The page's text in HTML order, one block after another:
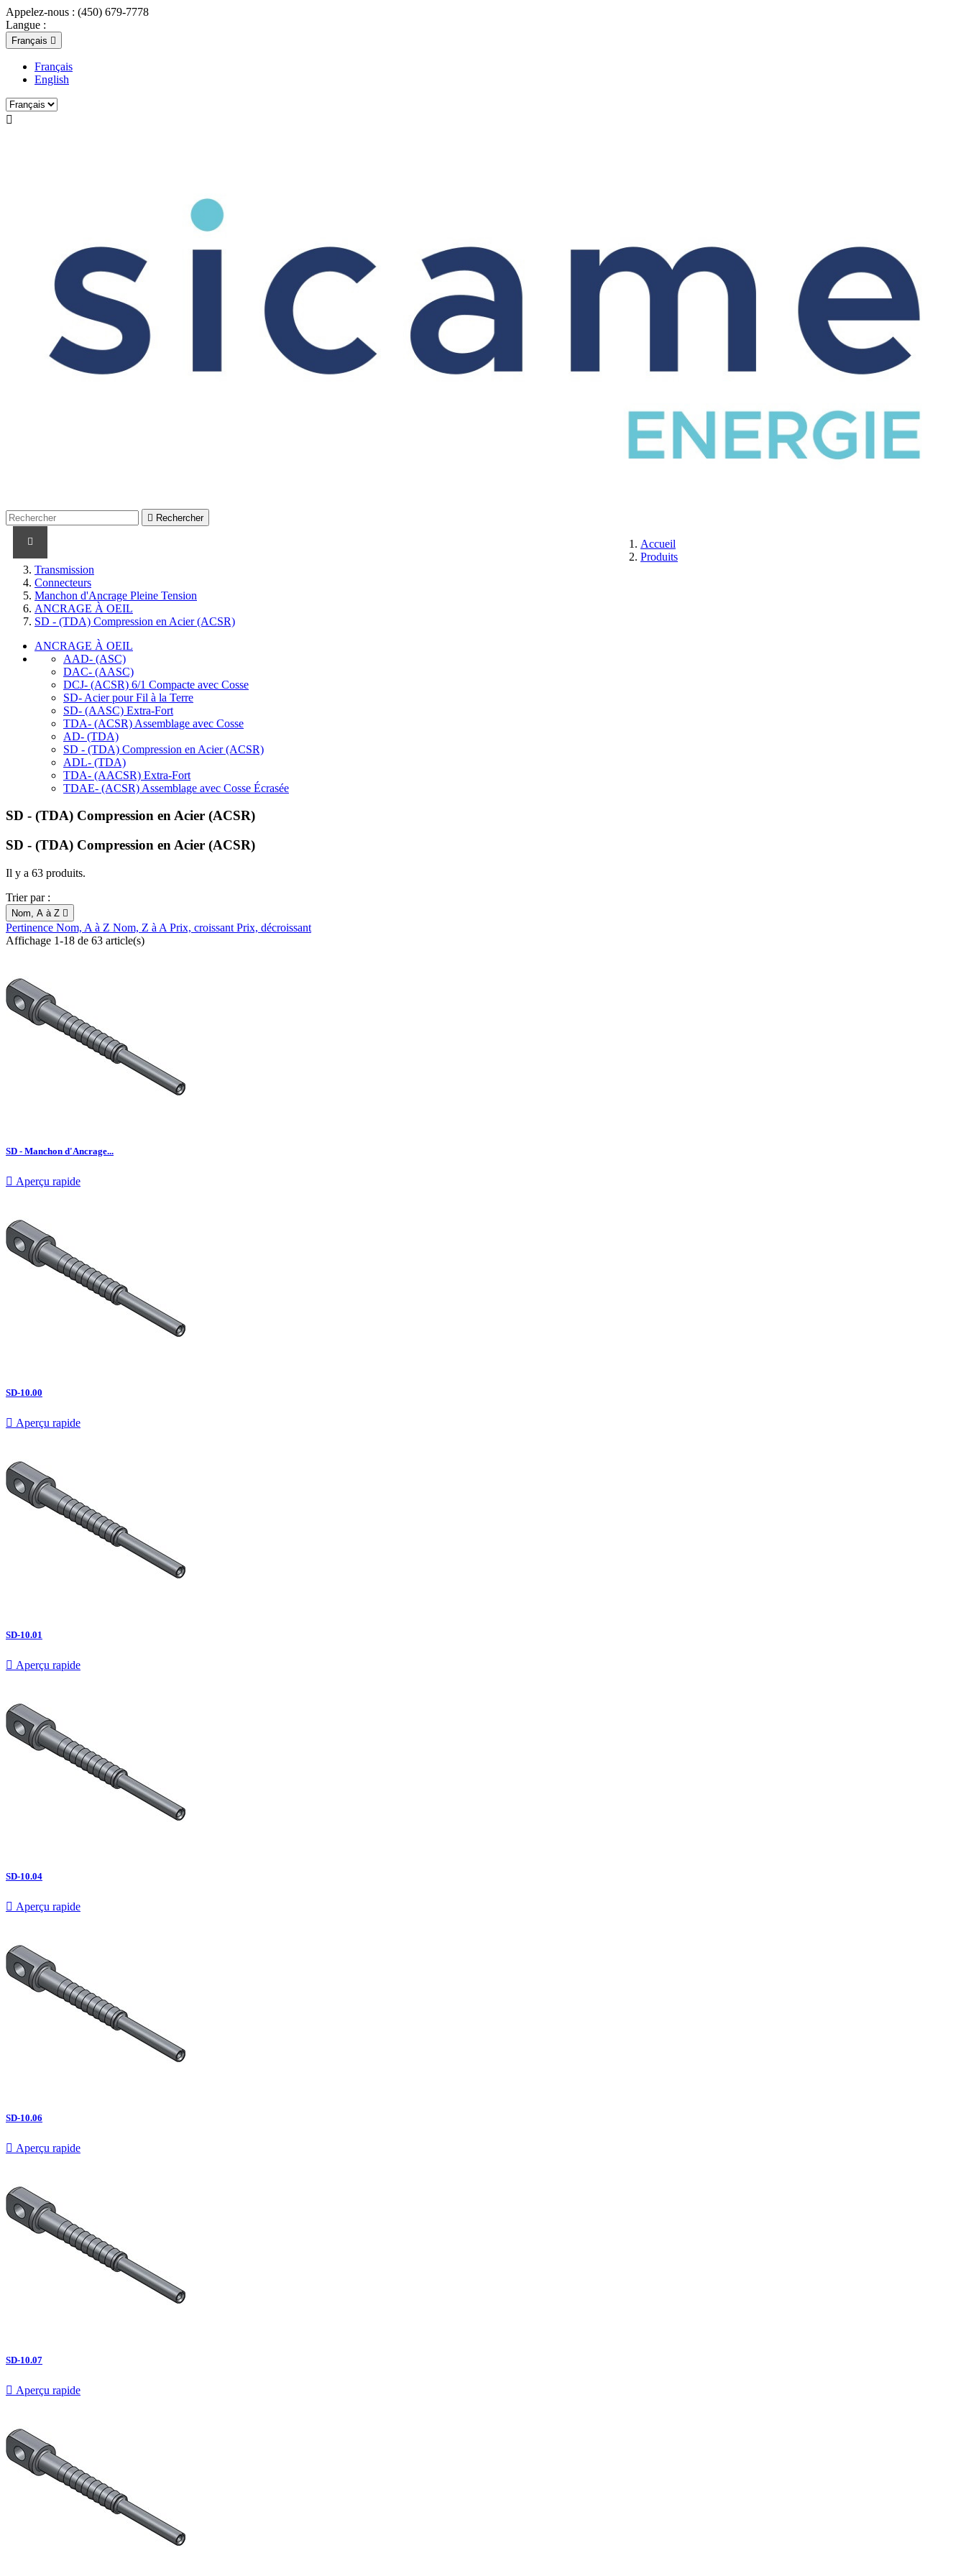
Appelez-nous : (450) 679-7778
Langue :
Français 
Français
English

 Rechercher
Accueil
Produits
Transmission
Connecteurs
Manchon d'Ancrage Pleine Tension
ANCRAGE À OEIL
SD - (TDA) Compression en Acier (ACSR)
ANCRAGE À OEIL
AAD- (ASC)
DAC- (AASC)
DCJ- (ACSR) 6/1 Compacte avec Cosse
SD- Acier pour Fil à la Terre
SD- (AASC) Extra-Fort
TDA- (ACSR) Assemblage avec Cosse
AD- (TDA)
SD - (TDA) Compression en Acier (ACSR)
ADL- (TDA)
TDA- (AACSR) Extra-Fort
TDAE- (ACSR) Assemblage avec Cosse Écrasée
SD - (TDA) Compression en Acier (ACSR)
SD - (TDA) Compression en Acier (ACSR)
Il y a 63 produits.
Trier par :
Nom, A à Z 
Pertinence Nom, A à Z Nom, Z à A Prix, croissant Prix, décroissant
Affichage 1-18 de 63 article(s)
SD - Manchon d'Ancrage...
 Aperçu rapide
SD-10.00
 Aperçu rapide
SD-10.01
 Aperçu rapide
SD-10.04
 Aperçu rapide
SD-10.06
 Aperçu rapide
SD-10.07
 Aperçu rapide